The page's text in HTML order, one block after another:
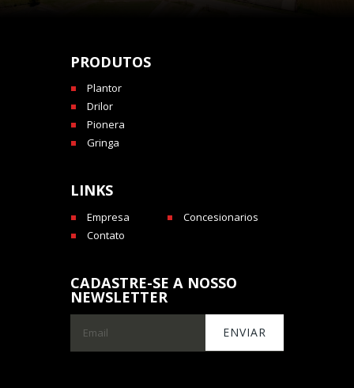
PRODUTOS
Plantor
Drilor
Pionera
Gringa
LINKS
Empresa
Concesionarios
Contato
CADASTRE-SE A NOSSO
NEWSLETTER